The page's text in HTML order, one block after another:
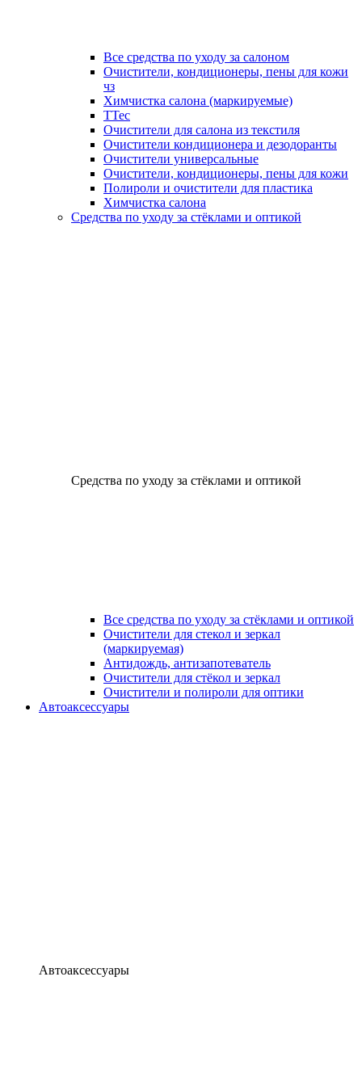
Все средства по уходу за салоном
Очистители, кондиционеры, пены для кожи
чз
Химчистка салона (маркируемые)
TTec
Очистители для салона из текстиля
Очистители кондиционера и дезодоранты
Очистители универсальные
Очистители, кондиционеры, пены для кожи
Полироли и очистители для пластика
Химчистка салона
Средства по уходу за стёклами и оптикой
Средства по уходу за стёклами и оптикой
Все средства по уходу за стёклами и оптикой
Очистители для стекол и зеркал
(маркируемая)
Антидождь, антизапотеватель
Очистители для стёкол и зеркал
Очистители и полироли для оптики
Автоаксессуары
Автоаксессуары